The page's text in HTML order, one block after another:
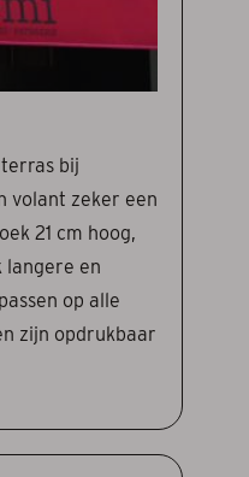
bij
volant zeker een
21 cm hoog,
langere en
op alle
zijn opdrukbaar